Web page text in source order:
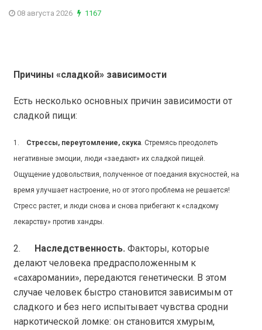
08 августа 2026 1167
Причины «сладкой» зависимости
Есть несколько основных причин зависимости от
сладкой пищи:
1. Стрессы, переутомление, скука. Стремясь преодолеть
негативные эмоции, люди «заедают» их сладкой пищей.
Ощущение удовольствия, полученное от поедания вкусностей, на
время улучшает настроение, но от этого проблема не решается!
Стресс растет, и люди снова и снова прибегают к «сладкому
лекарству» против хандры.
2. Наследственность. Факторы, которые
делают человека предрасположенным к
«сахаромании», передаются генетически. В этом
случае человек быстро становится зависимым от
сладкого и без него испытывает чувства сродни
наркотической ломке: он становится хмурым,